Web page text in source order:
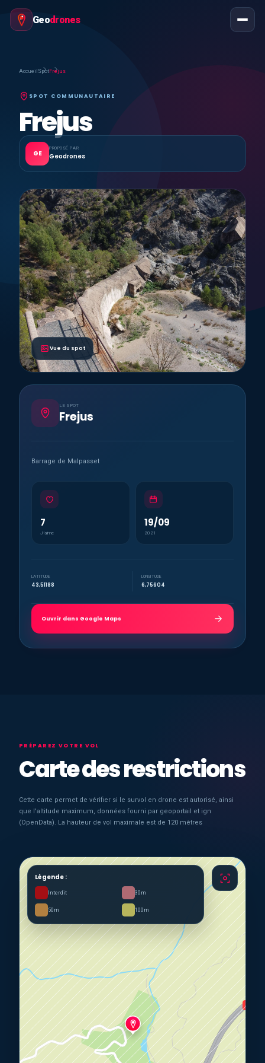
Geodrones
Accueil SpotFrejus
SPOT COMMUNAUTAIRE
Frejus
GE
PROPOSÉ PAR
Geodrones
Vue du spot
LE SPOT
Frejus
Barrage de Malpasset
7
J’aime
19/09
2021
LATITUDE
43,51188
LONGITUDE
6,75604
Ouvrir dans Google Maps
PRÉPAREZ VOTRE VOL
Carte des restrictions
Cette carte permet de vérifier si le survol en drone est autorisé, ainsi
que l'altitude maximum, données fourni par geoportail et ign
(OpenData). La hauteur de vol maximale est de 120 mètres
Légende :
Interdit 30m
50m 100m